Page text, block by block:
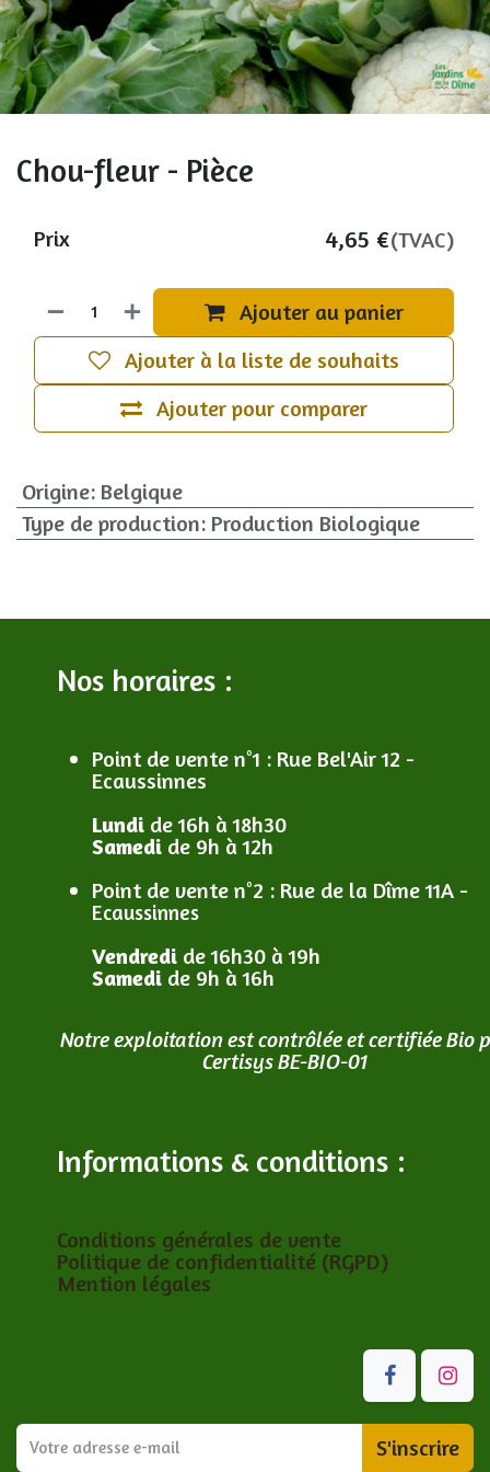
Chou-fleur - Pièce
Ajouter au panier
Ajouter pour comparer
Ajouter à la liste de souhaits
Prix 4,65 €(TVAC)
Origine: Belgique
Type de production: Production Biologique
Nos horaires :
Point de vente n°1 : Rue Bel'Air 12 -
Ecaussinnes
Lundi de 16h à 18h30
Samedi de 9h à 12h
Point de vente n°2 : Rue de la Dîme 11A -
Ecaussinnes
Vendredi de 16h30 à 19h
Samedi de 9h à 16h
Notre exploitation est contrôlée et certifiée Bio
Certisys BE-BIO-01
Informations & conditions :
Conditions générales de vente
Politique de confidentialité (RGPD)
Mention légales
S'inscrire